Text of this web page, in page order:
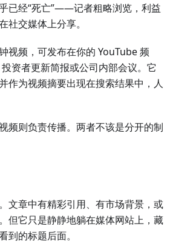
已经“死亡”——记者粗略浏览，利益
社交媒体上分享。
视频，可发布在你的 YouTube 频
资者更新简报或公司内部会议。它
作为视频摘要出现在搜索结果中，人
频则负责传播。两者不该是分开的制
文章中有精彩引用、有市场背景，或
但它只是静静地躺在媒体网站上，藏
到的标题后面。